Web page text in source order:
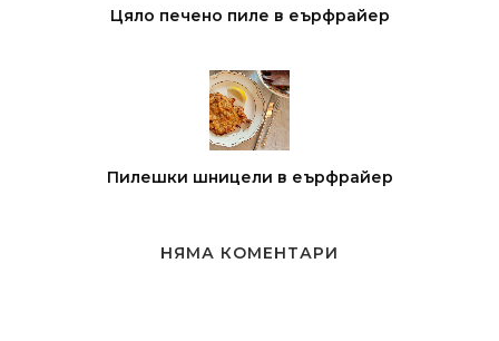
Цяло печено пиле в еърфрайер
Пилешки шницели в еърфрайер
НЯМА КОМЕНТАРИ